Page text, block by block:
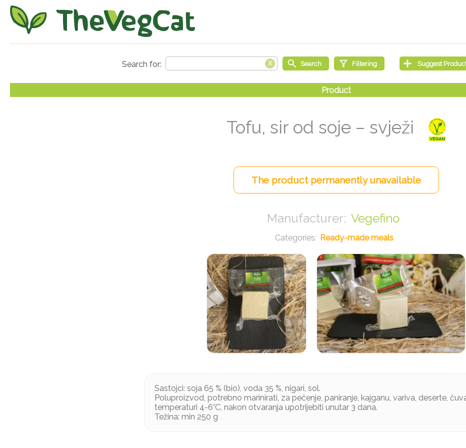
Tofu, sir od soje – svježi
Vegefino
Ready-made meals
Sastojci: soja 65 % (bio), voda 35 %, nigari, sol.
Poluproizvod, potrebno marinirati, za pečenje, paniranje, kajganu, variva, deserte,
temperaturi 4-6°C, nakon otvaranja upotrijebiti unutar 3 dana.
Težina: min 250 g